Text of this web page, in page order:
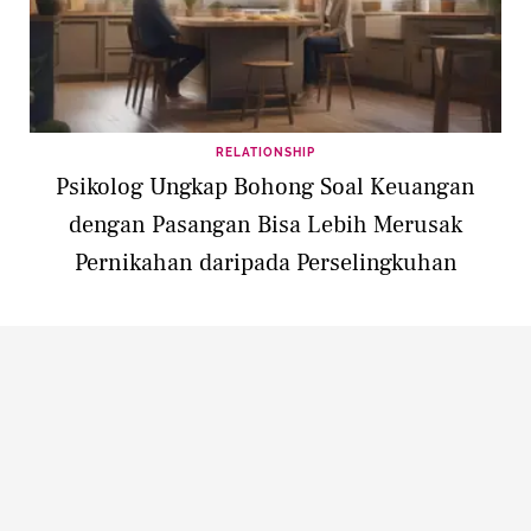
RELATIONSHIP
Psikolog Ungkap Bohong Soal Keuangan
dengan Pasangan Bisa Lebih Merusak
Pernikahan daripada Perselingkuhan